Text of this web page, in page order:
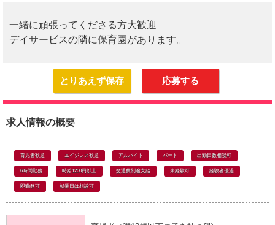
一緒に頑張ってくださる方大歓迎
デイサービスの隣に保育園があります。
とりあえず保存 応募する
求人情報の概要
育児者歓迎 エイジレス歓迎 アルバイト パート 出勤日数相談可
6時間勤務 時給1200円以上 交通費別途支給 未経験可 経験者優遇
即勤務可 就業日は相談可